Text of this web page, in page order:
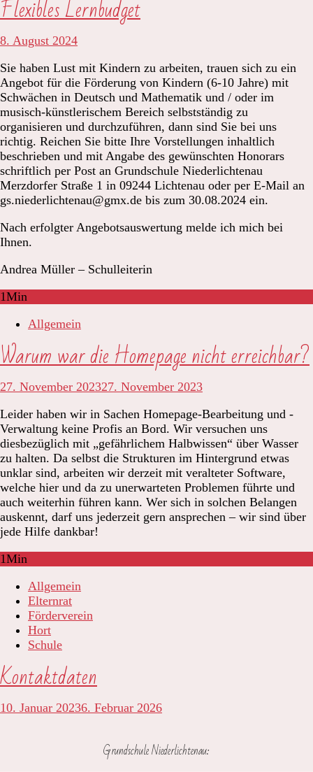
Flexibles Lernbudget
8. August 2024
Sie haben Lust mit Kindern zu arbeiten, trauen sich zu ein
Angebot für die Förderung von Kindern (6-10 Jahre) mit
Schwächen in Deutsch und Mathematik und / oder im
musisch-künstlerischem Bereich selbstständig zu
organisieren und durchzuführen, dann sind Sie bei uns
richtig. Reichen Sie bitte Ihre Vorstellungen inhaltlich
beschrieben und mit Angabe des gewünschten Honorars
schriftlich per Post an Grundschule Niederlichtenau
Merzdorfer Straße 1 in 09244 Lichtenau oder per E-Mail an
gs.niederlichtenau@gmx.de bis zum 30.08.2024 ein.
Nach erfolgter Angebotsauswertung melde ich mich bei
Ihnen.
Andrea Müller – Schulleiterin
1Min
Allgemein
Warum war die Homepage nicht erreichbar?
27. November 202327. November 2023
Leider haben wir in Sachen Homepage-Bearbeitung und -
Verwaltung keine Profis an Bord. Wir versuchen uns
diesbezüglich mit „gefährlichem Halbwissen“ über Wasser
zu halten. Da selbst die Strukturen im Hintergrund etwas
unklar sind, arbeiten wir derzeit mit veralteter Software,
welche hier und da zu unerwarteten Problemen führte und
auch weiterhin führen kann. Wer sich in solchen Belangen
auskennt, darf uns jederzeit gern ansprechen – wir sind über
jede Hilfe dankbar!
1Min
Allgemein
Elternrat
Förderverein
Hort
Schule
Kontaktdaten
10. Januar 20236. Februar 2026
Grundschule Niederlichtenau: